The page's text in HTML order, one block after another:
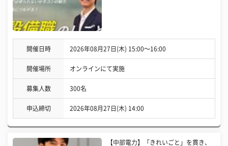
開催日時 2026年08月27日(木) 15:00〜16:00
開催場所 オンラインにて実施
募集人数 300名
申込締切 2026年08月27日(木) 14:00
【中部電力】「きれいごと」を貫き、